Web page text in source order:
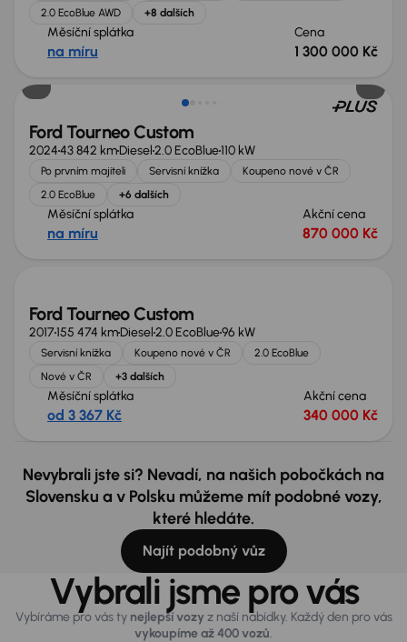
2.0 EcoBlue AWD
+8 dalších
Měsíční splátka
na míru
Cena
1 300 000 Kč
Ford Tourneo Custom
202443 842 kmDiesel2.0 EcoBlue110 kW
Po prvním majiteli Servisní knížka
Koupeno nové v ČR
2.0 EcoBlue
+6 dalších
Měsíční splátka
na míru
Akční cena
870 000 Kč
Nově v nabídce
Ford Tourneo Custom
2017155 474 kmDiesel2.0 EcoBlue96 kW
Servisní knížka Koupeno nové v ČR
2.0 EcoBlue
Nové v ČR
+3 dalších
Měsíční splátka
od 3 367 Kč
Akční cena
340 000 Kč
Nevybrali jste si? Nevadí, na našich pobočkách na
Slovensku a v Polsku můžeme mít podobné vozy,
které hledáte.
Najít podobný vůz
Vybrali jsme pro vás
Vybíráme pro vás ty nejlepší vozy z naší nabídky. Každý den pro vás
vykoupíme až 400 vozů.